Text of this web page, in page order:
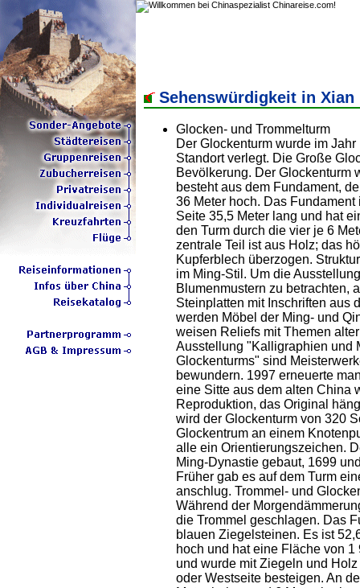
Sehenswürdigkeit in Xian
Glocken- und Trommelturm
Der Glockenturm wurde im
Standort verlegt. Die Große
Bevölkerung. Der Glockenturm
besteht aus dem Fundament,
36 Meter hoch. Das
Seite 35,5 Meter lang und hat
den Turm durch die vier je 6
zentrale Teil ist aus Holz; das
Kupferblech überzogen.
im Ming-Stil. Um die
Blumenmustern zu betrachten,
Steinplatten mit Inschriften aus
werden Möbel der Ming- und
weisen Reliefs mit Themen
Ausstellung "Kalligraphien und
Glockenturms" sind
bewundern. 1997 erneuerte
eine Sitte aus dem alten China
Reproduktion, das Original
wird der Glockenturm von 320
Glockentrum an einem
alle ein Orientierungszeichen.
Ming-Dynastie gebaut, 1699
Früher gab es auf dem Turm
anschlug. Trommel- und
Während der
die Trommel geschlagen. Das
blauen Ziegelsteinen. Es ist
hoch und hat eine Fläche von
und wurde mit Ziegeln und
oder Westseite besteigen. An